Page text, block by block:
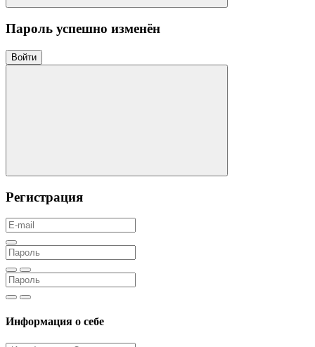
Пароль успешно изменён
Войти
Регистрация
Информация о себе